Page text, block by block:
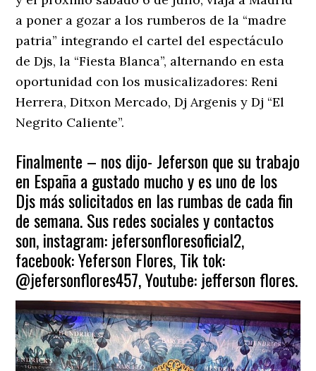
a poner a gozar a los rumberos de la “madre
patria” integrando el cartel del espectáculo
de Djs, la “Fiesta Blanca”, alternando en esta
oportunidad con los musicalizadores: Reni
Herrera, Ditxon Mercado, Dj Argenis y Dj “El
Negrito Caliente”.
Finalmente – nos dijo- Jeferson que su trabajo
en España a gustado mucho y es uno de los
Djs más solicitados en las rumbas de cada fin
de semana. Sus redes sociales y contactos
son, instagram: jefersonfloresoficial2,
facebook: Yeferson Flores, Tik tok:
@jefersonflores457, Youtube: jefferson flores.